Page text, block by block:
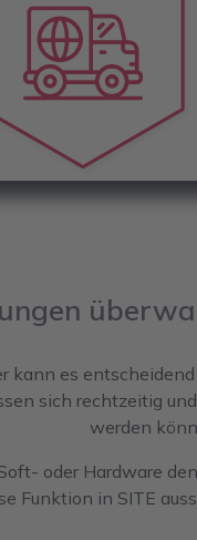
kann es
sich rechtzeitig
werden
oder Hardware
Funktion in SITE